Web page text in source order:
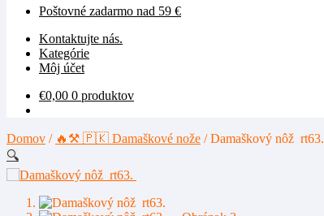
Poštovné zadarmo nad 59 €
Kontaktujte nás.
Kategórie
Môj účet
€0,00 0 produktov
Domov / 🔥⚒️ 🇵🇰 Damaškové nože /Damaškový nôž rt63.
🔍